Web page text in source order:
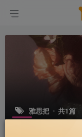
雅思把 共1篇